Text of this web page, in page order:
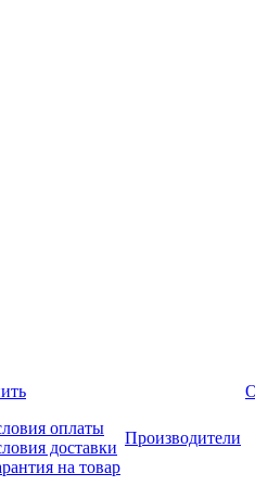
оплаты
доставки
на товар
Производители